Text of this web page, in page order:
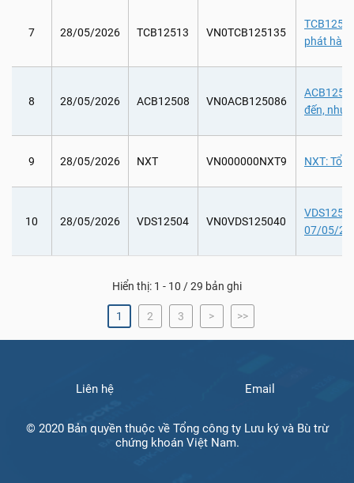
7 28/05/2026 TCB12513 VN0TCB125135
phát hành
8 28/05/2026 ACB12508 VN0ACB125086
đến,
9 28/05/2026 NXT VN000000NXT9 NXT: Tổ
10 28/05/2026 VDS12504 VN0VDS125040
07/05/
Hiển thị: 1 - 10 / 29 bản ghi
1 2 3 > >>
Liên hệ Email
© 2020 Bản quyền thuộc về Tổng công ty Lưu ký và Bù trừ
chứng khoán Việt Nam.